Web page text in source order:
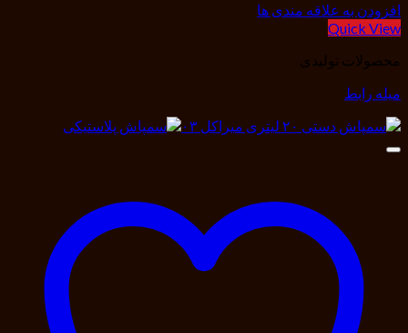
افزودن به علاقه مندی ها
Quick View
محصولات تولیدی
میله رابط